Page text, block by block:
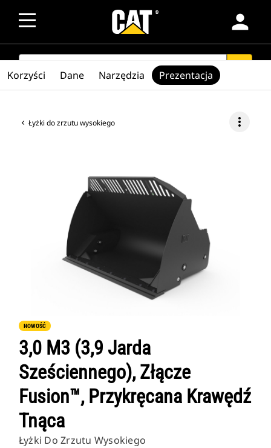
person
SEARCH
Łyżki do zrzutu wysokiego more_vert
NOWOŚĆ
3,0 M3 (3,9 Jarda
Sześciennego), Złącze
Fusion™, Przykręcana Krawędź
Tnąca
Łyżki Do Zrzutu Wysokiego
Korzyści Dane Narzędzia Prezentacja